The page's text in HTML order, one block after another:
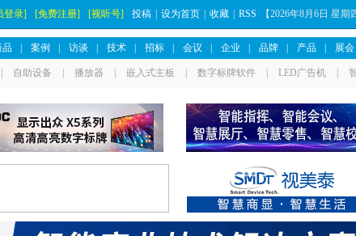
登录] [免费注册] [视听号] 投稿 设为首页 收藏 RSS 【2026年8月6日 星期
品 案例 访谈 技术 招标 会议 企业 品牌 产品 展会
自助设备 播放器 嵌入式主板 数字标牌软件 LED广告机